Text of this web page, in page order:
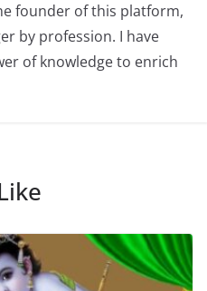
founder of this platform,
by profession. I have
of knowledge to enrich